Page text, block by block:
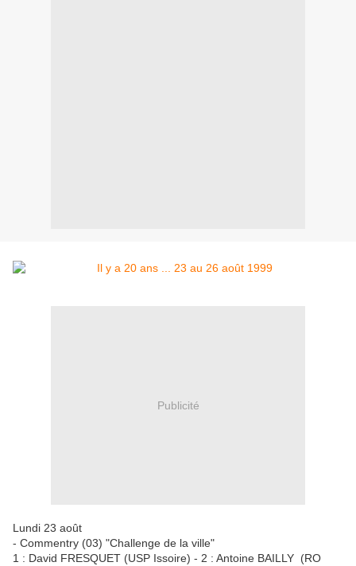
Publicité
Lundi 23 août
- Commentry (03) "Challenge de la ville"
1 : David FRESQUET (USP Issoire) - 2 : Antoine BAILLY (RO